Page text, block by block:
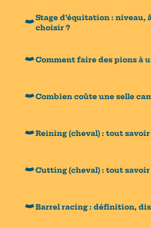
Stage d’équitation : niveau,
choisir ?
Comment faire des pions à
Combien coûte une selle
Reining (cheval) : tout
Cutting (cheval) : tout
Barrel racing : définition,